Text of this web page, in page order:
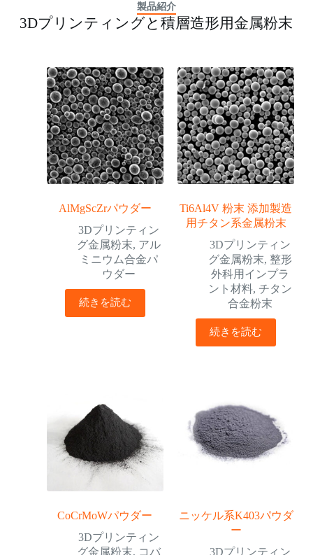
製品紹介
3Dプリンティングと積層造形用金属粉末
AlMgScZrパウダー
3Dプリンティン
グ金属粉末, アル
ミニウム合金パ
ウダー
続きを読む
Ti6Al4V 粉末 添加製造
用チタン系金属粉末
3Dプリンティン
グ金属粉末, 整形
外科用インプラ
ント材料, チタン
合金粉末
続きを読む
CoCrMoWパウダー
3Dプリンティン
グ金属粉末, コバ
ニッケル系K403パウダ
ー
3Dプリンティン